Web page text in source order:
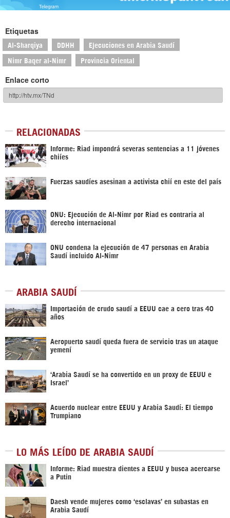
Etiquetas
Al-Sharqiya DDHH Ejecuciones en Arabia Saudí
Nimr Baqer al-Nimr Provincia Oriental
Enlace corto
RELACIONADAS
Informe: Riad impondrá severas sentencias a 11 jóvenes
chiíes
Fuerzas saudíes asesinan a activista chií en este del país
ONU: Ejecución de Al-Nimr por Riad es contraria al
derecho internacional
ONU condena la ejecución de 47 personas en Arabia
Saudí incluido Al-Nimr
ARABIA SAUDÍ
Importación de crudo saudí a EEUU cae a cero tras 40
años
Aeropuerto saudí queda fuera de servicio tras un ataque
yemení
‘Arabia Saudí se ha convertido en un proxy de EEUU e
Israel’
Acuerdo nuclear entre EEUU y Arabia Saudí: El tiempo
Trumpiano
LO MÁS LEÍDO DE ARABIA SAUDÍ
Informe: Riad muestra dientes a EEUU y busca acercarse
a Putin
Daesh vende mujeres como ‘esclavas’ en subastas en
Arabia Saudí